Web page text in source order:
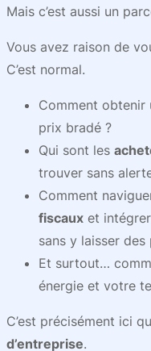
Mais c’est aussi un
Vous avez raison de
C’est normal.
Comment obtenir
prix bradé ?
Qui sont les
trouver sans
Comment
fiscaux et
sans y laisser des
Et surtout…
énergie et votre
C’est précisément ici
d’entreprise.